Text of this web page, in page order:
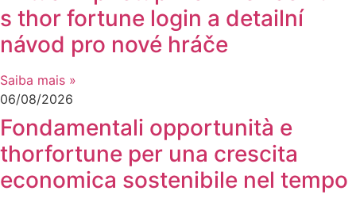
s thor fortune login a detailní
návod pro nové hráče
Saiba mais »
06/08/2026
Fondamentali opportunità e
thorfortune per una crescita
economica sostenibile nel tempo